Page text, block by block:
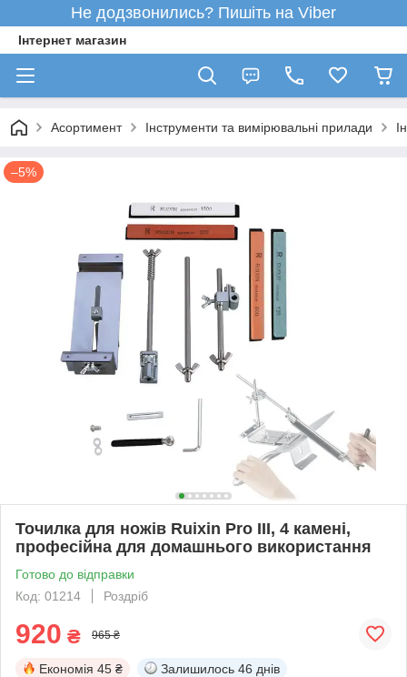
Не додзвонились? Пишіть на Viber
Інтернет магазин
Асортимент Інструменти та вимірювальні прилади
–5%
Точилка для ножів Ruixin Pro III, 4 камені,
професійна для домашнього використання
Готово до відправки
Код: 01214
Роздріб
920 ₴ 965 ₴
Економія 45 ₴ Залишилось 46 днів